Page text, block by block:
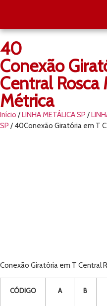
40
Conexão
Central Rosca
Métrica
Início /LINHA METÁLICA SP /
SP / 40Conexão Giratória em T
Conexão Giratória em T Central
CÓDIGO A B